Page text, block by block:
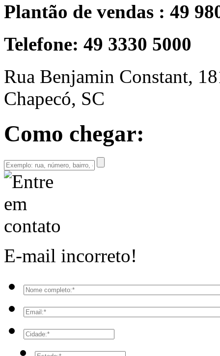
Plantão de vendas : 49
Telefone: 49 3330 5000
Rua Benjamin Constant,
Chapecó, SC
Como chegar:
E-mail incorreto!